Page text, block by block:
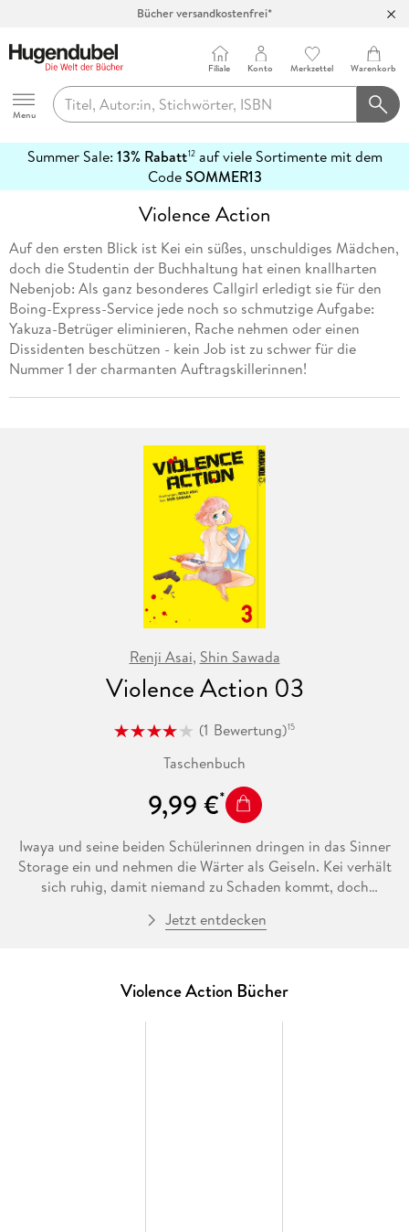
Bücher versandkostenfrei*
Abholung in über 100 Filialen
Hugendubel
Menu
Filiale Konto Merkzettel Warenkorb
Summer Sale: 13% Rabatt12auf viele Sortimente mit dem
CodeSOMMER13
erfahren
Violence Action
Auf den ersten Blick ist Kei ein süßes, unschuldiges Mädchen,
doch die Studentin der Buchhaltung hat einen knallharten
Nebenjob: Als ganz besonderes Callgirl erledigt sie für den
Boing-Express-Service jede noch so schmutzige Aufgabe:
Yakuza-Betrüger eliminieren, Rache nehmen oder einen
Dissidenten beschützen - kein Job ist zu schwer für die
Nummer 1 der charmanten Auftragskillerinnen!
Renji Asai, Shin Sawada
Violence Action 03
(1 Bewertung)15
Taschenbuch
9,99 €
Iwaya und seine beiden Schülerinnen dringen in das Sinner
Storage ein und nehmen die Wärter als Geiseln. Kei verhält
sich ruhig, damit niemand zu Schaden kommt, doch
finden, das durchgeknallte Trio auszuschalten?
Jetzt entdecken
Violence Action Bücher